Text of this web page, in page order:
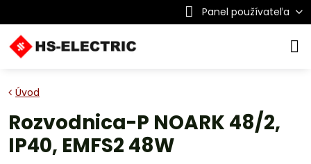
Panel používateľa
Úvod
Rozvodnica-P NOARK 48/2,
IP40, EMFS2 48W